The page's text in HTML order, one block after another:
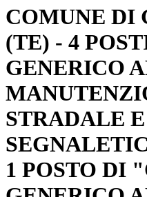
COMUNE DI
(TE) - 4
GENERICO
STRADALE E
1 POSTO DI